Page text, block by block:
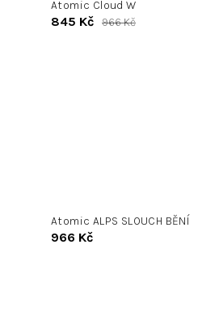
Atomic Cloud W
845 Kč 966 Kč
Atomic ALPS SLOUCH BĚNÍ
966 Kč